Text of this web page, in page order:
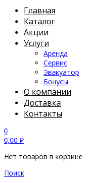
Главная
Каталог
Акции
Услуги
Аренда
Сервис
Эвакуатор
Бонусы
О компании
Доставка
Контакты
0
0,00 ₽
Нет товаров в корзине
Поиск